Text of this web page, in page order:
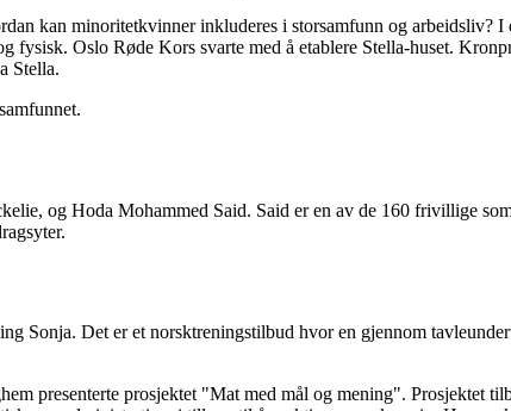
kan minoritetkvinner inkluderes i storsamfunn og arbeidsliv?
fysisk. Oslo Røde Kors svarte med å etablere Stella-huset.
Stella.
og Hoda Mohammed Said. Said er en av de 160 frivillige
Sonja. Det er et norsktreningstilbud hvor en gjennom
presenterte prosjektet "Mat med mål og mening". Prosjektet